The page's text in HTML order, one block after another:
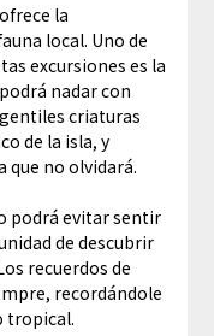
la
local. Uno de
excursiones es la
nadar con
criaturas
de la isla, y
que no olvidará.
podrá evitar sentir
de descubrir
recuerdos de
recordándole
tropical.